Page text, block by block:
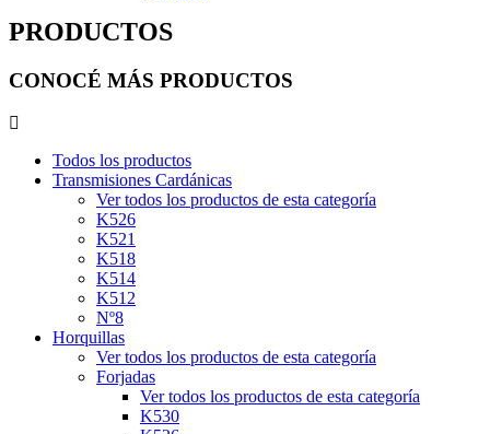
PRODUCTOS
CONOCÉ MÁS PRODUCTOS
Todos los productos
Transmisiones Cardánicas
Ver todos los productos de esta categoría
K526
K521
K518
K514
K512
Nº8
Horquillas
Ver todos los productos de esta categoría
Forjadas
Ver todos los productos de esta categoría
K530